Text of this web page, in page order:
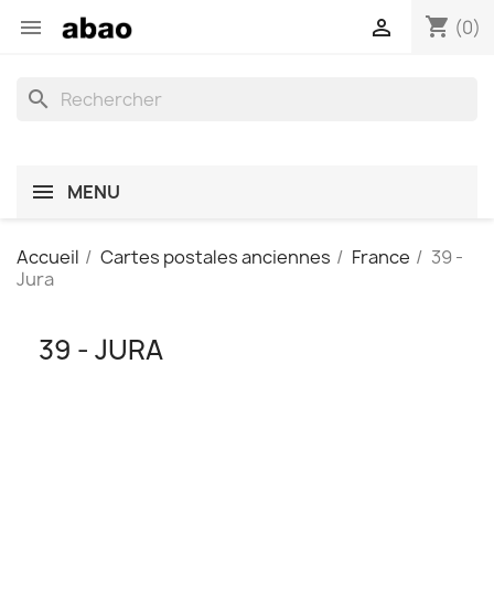
 shopping_cart (0)

search
MENU
Accueil Cartes postales anciennes France
39 -
Jura
39 - JURA